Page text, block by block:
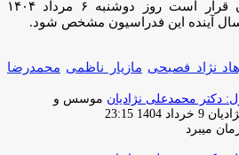
انتخابات ریاست فدراسیون قرار است روز دوشنبه ۶ مرداد ۱۴۰۴
سال آینده این فدراسیون مشخص شود.
نژاد فصیحی مازیار ناظمی محمدرضا
موسس و
ارسال
ایمیل
9 خرداد 1404 23:15